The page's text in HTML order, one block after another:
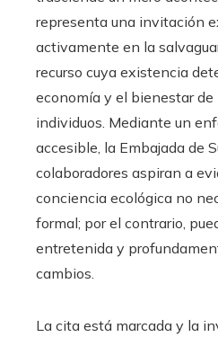
representa una invitación
activamente en la
recurso cuya existencia
economía y el bienestar
individuos. Mediante un
accesible, la Embajada de
colaboradores aspiran a
conciencia ecológica no
formal; por el contrario,
entretenida y
cambios.
La cita está marcada y la